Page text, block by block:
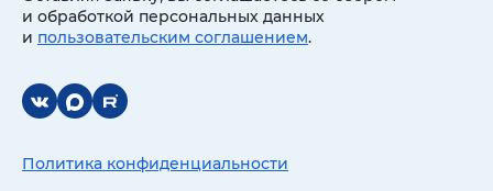
и обработкой персональных данных
и пользовательским соглашением.
Политика конфиденциальности